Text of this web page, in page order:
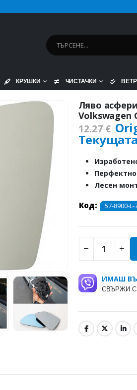
КРУШКИ ЧИСТАЧКИ
Ляво
Volkswagen
12.27€
Лесен
Код: 57-8900-L-
ИМАШ
СВЪРЖИ